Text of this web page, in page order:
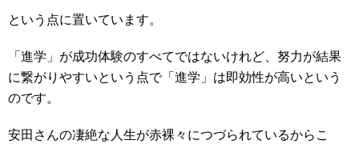
という点に置いています。
「進学」が成功体験のすべてではないけれど、努力が結果
に繋がりやすいという点で「進学」は即効性が高いという
のです。
安田さんの凄絶な人生が赤裸々につづられているからこ